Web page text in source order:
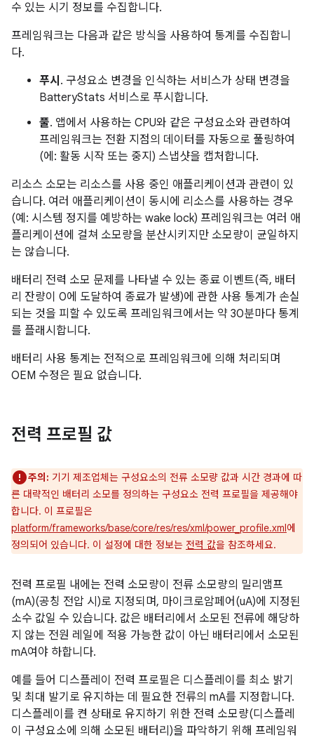
수 있는 시기 정보를 수집합니다.
프레임워크는 다음과 같은 방식을 사용하여 통계를 수집합니
다.
푸시 . 구성요소 변경을 인식하는 서비스가 상태 변경을
BatteryStats 서비스로 푸시합니다.
풀. 앱에서 사용하는 CPU와 같은 구성요소와 관련하여
프레임워크는 전환 지점의 데이터를 자동으로 풀링하여
(에: 활동 시작 또는 중지) 스냅샷을 캡처합니다.
리소스 소모는 리소스를 사용 중인 애플리케이션과 관련이 있
습니다. 여러 애플리케이션이 동시에 리소스를 사용하는 경우
(예: 시스템 정지를 예방하는 wake lock) 프레임워크는 여러 애
플리케이션에 걸쳐 소모량을 분산시키지만 소모량이 균일하지
는 않습니다.
배터리 전력 소모 문제를 나타낼 수 있는 종료 이벤트(즉, 배터
리 잔량이 0에 도달하여 종료가 발생)에 관한 사용 통계가 손실
되는 것을 피할 수 있도록 프레임워크에서는 약 30분마다 통계
를 플래시합니다.
배터리 사용 통계는 전적으로 프레임워크에 의해 처리되며
OEM 수정은 필요 없습니다.
전력 프로필 값
주의: 기기 제조업체는 구성요소의 전류 소모량 값과 시간 경과에 따
른 대략적인 배터리 소모를 정의하는 구성요소 전력 프로필을 제공해야
합니다. 이 프로필은
platform/frameworks/base/core/res/res/xml/power_profile.xml에
정의되어 있습니다. 이 설정에 대한 정보는 전력 값을 참조하세요.
전력 프로필 내에는 전력 소모량이 전류 소모량의 밀리앰프
(mA)(공칭 전압 시)로 지정되며, 마이크로암페어(uA)에 지정된
소수 값일 수 있습니다. 값은 배터리에서 소모된 전류에 해당하
지 않는 전원 레일에 적용 가능한 값이 아닌 배터리에서 소모된
mA여야 하합니다.
예를 들어 디스플레이 전력 프로필은 디스플레이를 최소 밝기
및 최대 발기로 유지하는 데 필요한 전류의 mA를 지정합니다.
디스플레이를 켠 상태로 유지하기 위한 전력 소모량(디스플레
이 구성요소에 의해 소모된 배터리)을 파악하기 위해 프레임워